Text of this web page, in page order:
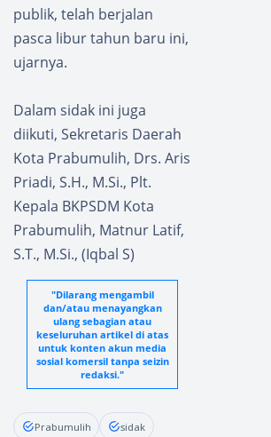
publik, telah berjalan
pasca libur tahun baru ini,
ujarnya.
Dalam sidak ini juga
diikuti, Sekretaris Daerah
Kota Prabumulih, Drs. Aris
Priadi, S.H., M.Si., Plt.
Kepala BKPSDM Kota
Prabumulih, Matnur Latif,
S.T., M.Si., (Iqbal S)
"Dilarang mengambil
dan/atau menayangkan
ulang sebagian atau
keseluruhan artikel di atas
untuk konten akun media
sosial komersil tanpa seizin
redaksi."
Prabumulih sidak